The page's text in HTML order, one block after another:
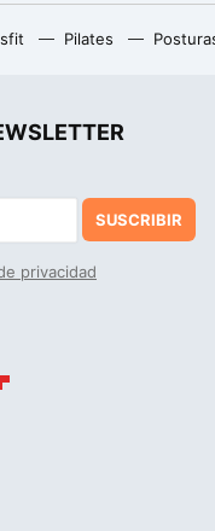
Pilates
SUSCRIBIR
privacidad